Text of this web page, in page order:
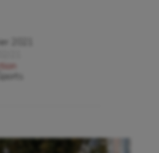
2021